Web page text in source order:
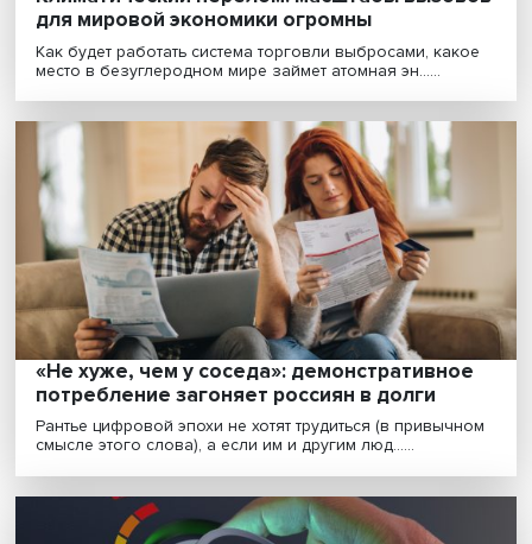
«Если бы братья Гримм работали с
фольклором, их сказки были бы
интереснее»
Если изучить мифы и легенды разных народов, то
выяснится, что западноевразийская и